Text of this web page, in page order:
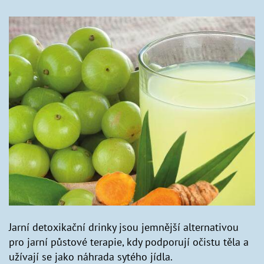
Jarní detoxikační drinky jsou jemnější alternativou
pro jarní půstové terapie, kdy podporují očistu těla a
užívají se jako náhrada sytého jídla.